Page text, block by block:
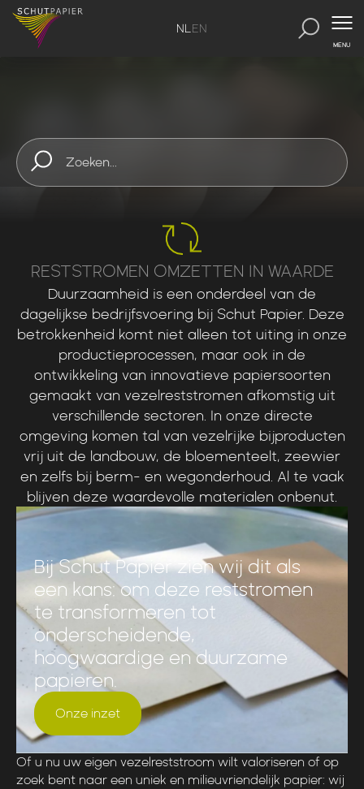
NLEN
MENU
CIRCULAIR PAPIER
RESTSTROMEN OMZETTEN IN WAARDE
Duurzaamheid is een onderdeel van de
dagelijkse bedrijfsvoering bij Schut Papier. Deze
betrokkenheid komt niet alleen tot uiting in onze
productieprocessen, maar ook in de
ontwikkeling van innovatieve papiersoorten
gemaakt van vezelreststromen afkomstig uit
verschillende sectoren. In onze directe
omgeving komen tal van vezelrijke bijproducten
vrij uit de landbouw, de bloementeelt, zeewier
en zelfs bij berm- en wegonderhoud. Al te vaak
blijven deze waardevolle materialen onbenut.
Bij Schut Papier zien wij dit als
een kans: om deze reststromen
te transformeren tot
onderscheidende,
hoogwaardige en duurzame
papieren.
Onze inzet
Of u nu uw eigen vezelreststroom wilt valoriseren of op
zoek bent naar een uniek en milieuvriendelijk papier: wij